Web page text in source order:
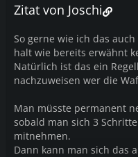
Zitat von Joschi
So gerne wie ich das
halt wie bereits erwähnt
Natürlich ist das ein
nachzuweisen wer die
Man müsste permanent
sobald man sich 3
mitnehmen.
Dann kann man sich das